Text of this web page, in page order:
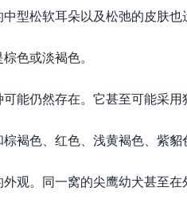
型松软耳朵以及松弛的皮肤也
色或淡褐色。
能仍然存在。它甚至可能采用
褐色、红色、浅黄褐色、紫貂
观。同一窝的尖鹰幼犬甚至在